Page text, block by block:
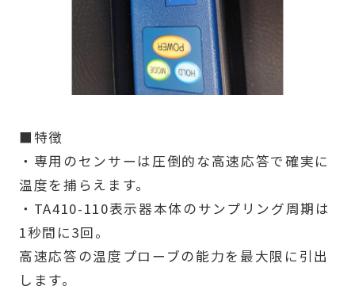
■特徴
・専用のセンサーは圧倒的な高速応答で確実に
温度を捕らえます。
・TA410-110表示器本体のサンプリング周期は
1秒間に3回。
高速応答の温度プローブの能力を最大限に引出
します。